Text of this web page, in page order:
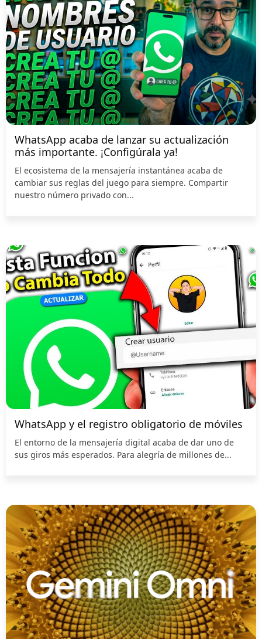
WhatsApp acaba de lanzar su actualización
más importante. ¡Configúrala ya!
El ecosistema de la mensajería instantánea acaba de
cambiar sus reglas del juego para siempre. Compartir
nuestro número privado con...
WhatsApp y el registro obligatorio de móviles
El entorno de la mensajería digital acaba de dar uno de
sus giros más esperados. Para alegría de millones de...